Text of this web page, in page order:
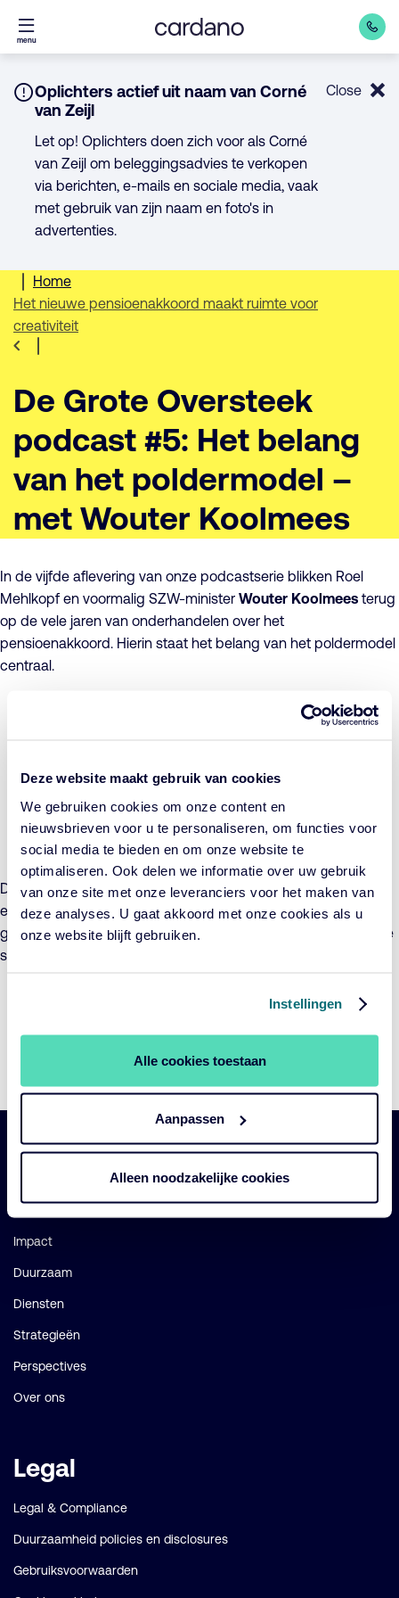
Deze website maakt gebruik van cookies
We gebruiken cookies om onze content en
nieuwsbrieven voor u te personaliseren, om functies voor
social media te bieden en om onze website te
optimaliseren. Ook delen we informatie over uw gebruik
van onze site met onze leveranciers voor het maken van
deze analyses. U gaat akkoord met onze cookies als u
onze website blijft gebruiken.
Instellingen
Alle cookies toestaan
Aanpassen
Alleen noodzakelijke cookies
Direct
naar
menu
Notice:
Oplichters actief uit naam van Corné
van Zeijl
Let op! Oplichters doen zich voor als Corné
van Zeijl om beleggingsadvies te verkopen
via berichten, e-mails en sociale media, vaak
met gebruik van zijn naam en foto's in
advertenties.
Close
Home
Het nieuwe pensioenakkoord maakt ruimte voor
creativiteit
De Grote Oversteek
podcast #5: Het belang
van het poldermodel –
met Wouter Koolmees
In de vijfde aflevering van onze podcastserie blikken Roel
Mehlkopf en voormalig SZW-minister Wouter Koolmees terug
op de vele jaren van onderhandelen over het
pensioenakkoord. Hierin staat het belang van het poldermodel
centraal.
Cookie-instellingen wijzigen
De pensioentransitie biedt pensioenbeleggers volop kansen
en uitdagingen. In onze podcastreeks De Grote Oversteek
gaat Cardano’s Roel Mehlkopf hierover in gesprek met andere
specialisten.
Ga naar alle afleveringen uit de
podcastserie De grote oversteek
Belangrijke
links
Navigatie
Impact
Duurzaam
Diensten
Strategieën
Perspectives
Over ons
Legal
Legal & Compliance
Duurzaamheid policies en disclosures
Gebruiksvoorwaarden